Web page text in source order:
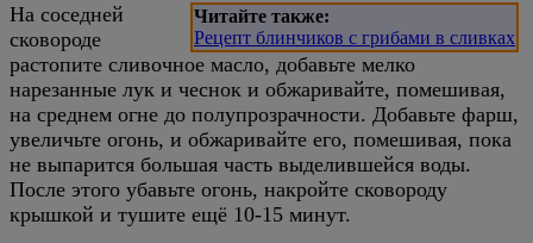
Читайте также:
Рецепт блинчиков с грибами в сливках
На соседней
сковороде
растопите сливочное масло, добавьте мелко
нарезанные лук и чеснок и обжаривайте, помешивая,
на среднем огне до полупрозрачности. Добавьте фарш,
увеличьте огонь, и обжаривайте его, помешивая, пока
не выпарится большая часть выделившейся воды.
После этого убавьте огонь, накройте сковороду
крышкой и тушите ещё 10-15 минут.